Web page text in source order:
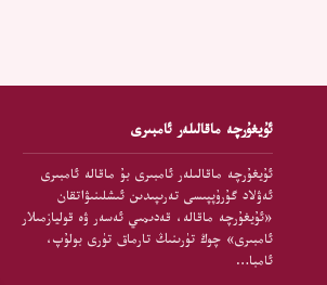
ئۇيغۇرچە ماقالىلەر ئامبىرى
ئۇيغۇرچە ماقالىلەر ئامبىرى بۇ ماقالە ئامبىرى
ئەۋلاد گۇرۇپپىسى تەرىپىدىن ئىشلىنىۋاتقان
«ئۇيغۇرچە ماقالە، قەدىمىي ئەسەر ۋە قوليازمىلار
ئامبىرى» چوڭ تۈرىنىڭ تارماق تۈرى بولۇپ،
ئامبا…